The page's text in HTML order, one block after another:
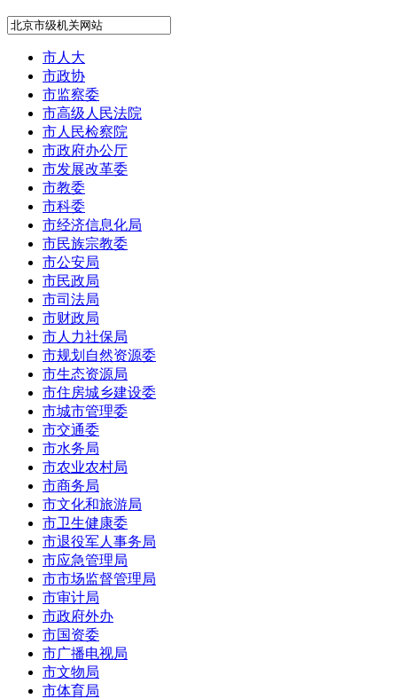
市人大
市政协
市监察委
市高级人民法院
市人民检察院
市政府办公厅
市发展改革委
市教委
市科委
市经济信息化局
市民族宗教委
市公安局
市民政局
市司法局
市财政局
市人力社保局
市规划自然资源委
市生态资源局
市住房城乡建设委
市城市管理委
市交通委
市水务局
市农业农村局
市商务局
市文化和旅游局
市卫生健康委
市退役军人事务局
市应急管理局
市市场监督管理局
市审计局
市政府外办
市国资委
市广播电视局
市文物局
市体育局